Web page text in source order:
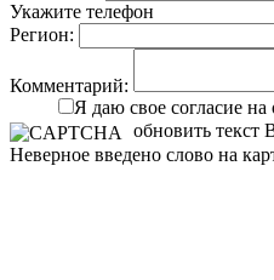
Укажите телефон
Регион:
Комментарий:
Я даю свое согласие
обновить текст
Неверное введено слово на